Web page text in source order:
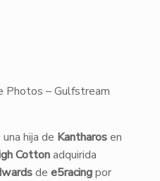
Photos – Gulfstream
una hija de Kantharosen
Cottonadquirida
de e5racingpor